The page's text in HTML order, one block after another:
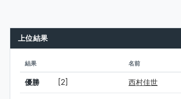
上位結果
結果 名前
優勝 [2] 西村佳世